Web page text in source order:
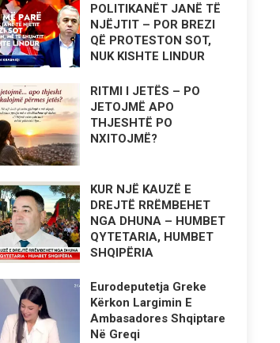
POLITIKANËT JANË TË
NJËJTIT – POR BREZI
QË PROTESTON SOT,
NUK KISHTE LINDUR
RITMI I JETËS – PO
JETOJMË APO
THJESHTË PO
NXITOJMË?
KUR NJË KAUZË E
DREJTË RRËMBEHET
NGA DHUNA – HUMBET
QYTETARIA, HUMBET
SHQIPËRIA
Eurodeputetja Greke
Kërkon Largimin E
Ambasadores Shqiptare
Në Greqi